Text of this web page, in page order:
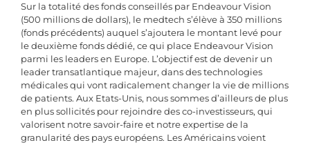
Sur la totalité des fonds conseillés par Endeavour Vision
(500 millions de dollars), le medtech s’élève à 350 millions
(fonds précédents) auquel s’ajoutera le montant levé pour
le deuxième fonds dédié, ce qui place Endeavour Vision
parmi les leaders en Europe. L’objectif est de devenir un
leader transatlantique majeur, dans des technologies
médicales qui vont radicalement changer la vie de millions
de patients. Aux Etats-Unis, nous sommes d’ailleurs de plus
en plus sollicités pour rejoindre des co-investisseurs, qui
valorisent notre savoir-faire et notre expertise de la
granularité des pays européens. Les Américains voient